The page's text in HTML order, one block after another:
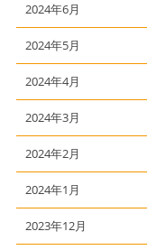
2024年6月
2024年5月
2024年4月
2024年3月
2024年2月
2024年1月
2023年12月